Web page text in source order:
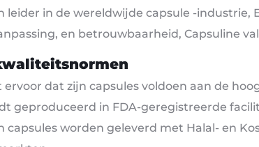
leider in de wereldwijde capsule -industrie,
en betrouwbaarheid, Capsuline
ervoor dat zijn capsules voldoen aan de
geproduceerd in FDA-geregistreerde
capsules worden geleverd met Halal- en